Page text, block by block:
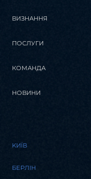
ВИЗНАННЯ
ПОСЛУГИ
КОМАНДА
НОВИНИ
KИЇВ
БЕРЛІН